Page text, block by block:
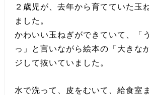
２歳児が、去年から育てていた玉
ました。
かわいい玉ねぎができていて、「
っ」と言いながら絵本の「大きな
ジして抜いていました。
水で洗って、皮をむいて、給食室